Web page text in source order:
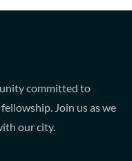
committed to
Join us as we
our city.